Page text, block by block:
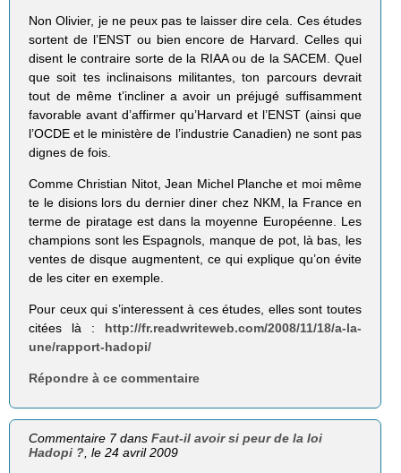
Non Olivier, je ne peux pas te laisser dire cela. Ces études
sortent de l’ENST ou bien encore de Harvard. Celles qui
disent le contraire sorte de la RIAA ou de la SACEM. Quel
que soit tes inclinaisons militantes, ton parcours devrait
tout de même t’incliner a avoir un préjugé suffisamment
favorable avant d’affirmer qu’Harvard et l’ENST (ainsi que
l’OCDE et le ministère de l’industrie Canadien) ne sont pas
dignes de fois.
Comme Christian Nitot, Jean Michel Planche et moi même
te le disions lors du dernier diner chez NKM, la France en
terme de piratage est dans la moyenne Européenne. Les
champions sont les Espagnols, manque de pot, là bas, les
ventes de disque augmentent, ce qui explique qu’on évite
de les citer en exemple.
Pour ceux qui s’interessent à ces études, elles sont toutes
citées là : http://fr.readwriteweb.com/2008/11/18/a-la-
une/rapport-hadopi/
Répondre à ce commentaire
Commentaire 7 dansFaut-il avoir si peur de la loi
Hadopi ? , le 24 avril 2009